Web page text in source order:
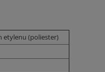
etylenu (poliester)